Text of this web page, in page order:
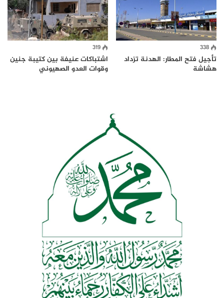
338
تأجيل فتح المطار: الهدنة تزداد
هشاشة
319
اشتباكات عنيفة بين كتيبة جنين
وقوات العدو الصهيوني